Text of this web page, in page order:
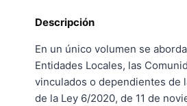
Descripción
En un único volumen se
Entidades Locales, las
vinculados o dependientes de
de la Ley 6/2020, de 11 de